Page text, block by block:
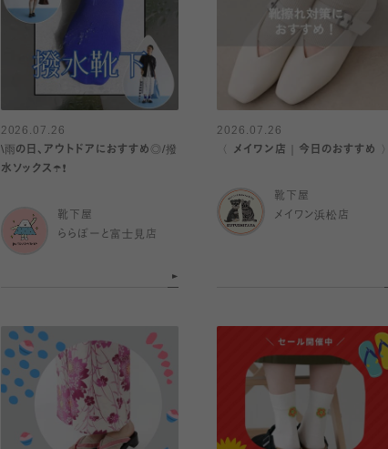
2026.07.26
\雨の日、アウトドアにおすすめ◎/撥
水ソックス☂️❗️
靴下屋
ららぽーと富士見店
2026.07.26
〈 メイワン店｜今日のおすすめ 〉
靴下屋
メイワン浜松店